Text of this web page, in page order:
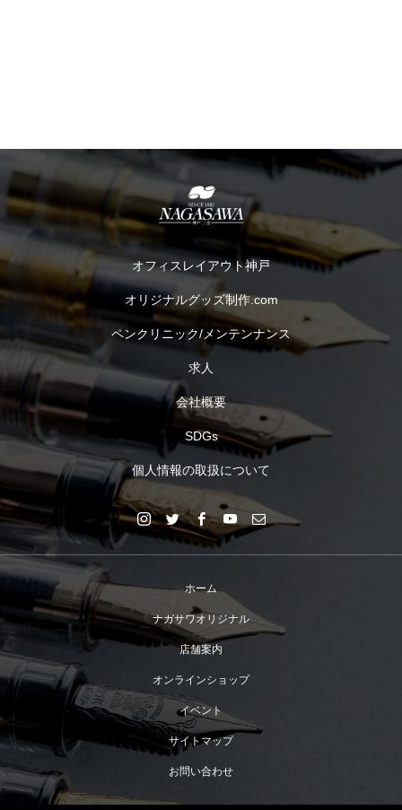
オフィスレイアウト神戸
オリジナルグッズ制作.com
ペンクリニック/メンテンナンス
求人
会社概要
SDGs
個人情報の取扱について
ホーム
ナガサワオリジナル
店舗案内
オンラインショップ
イベント
サイトマップ
お問い合わせ